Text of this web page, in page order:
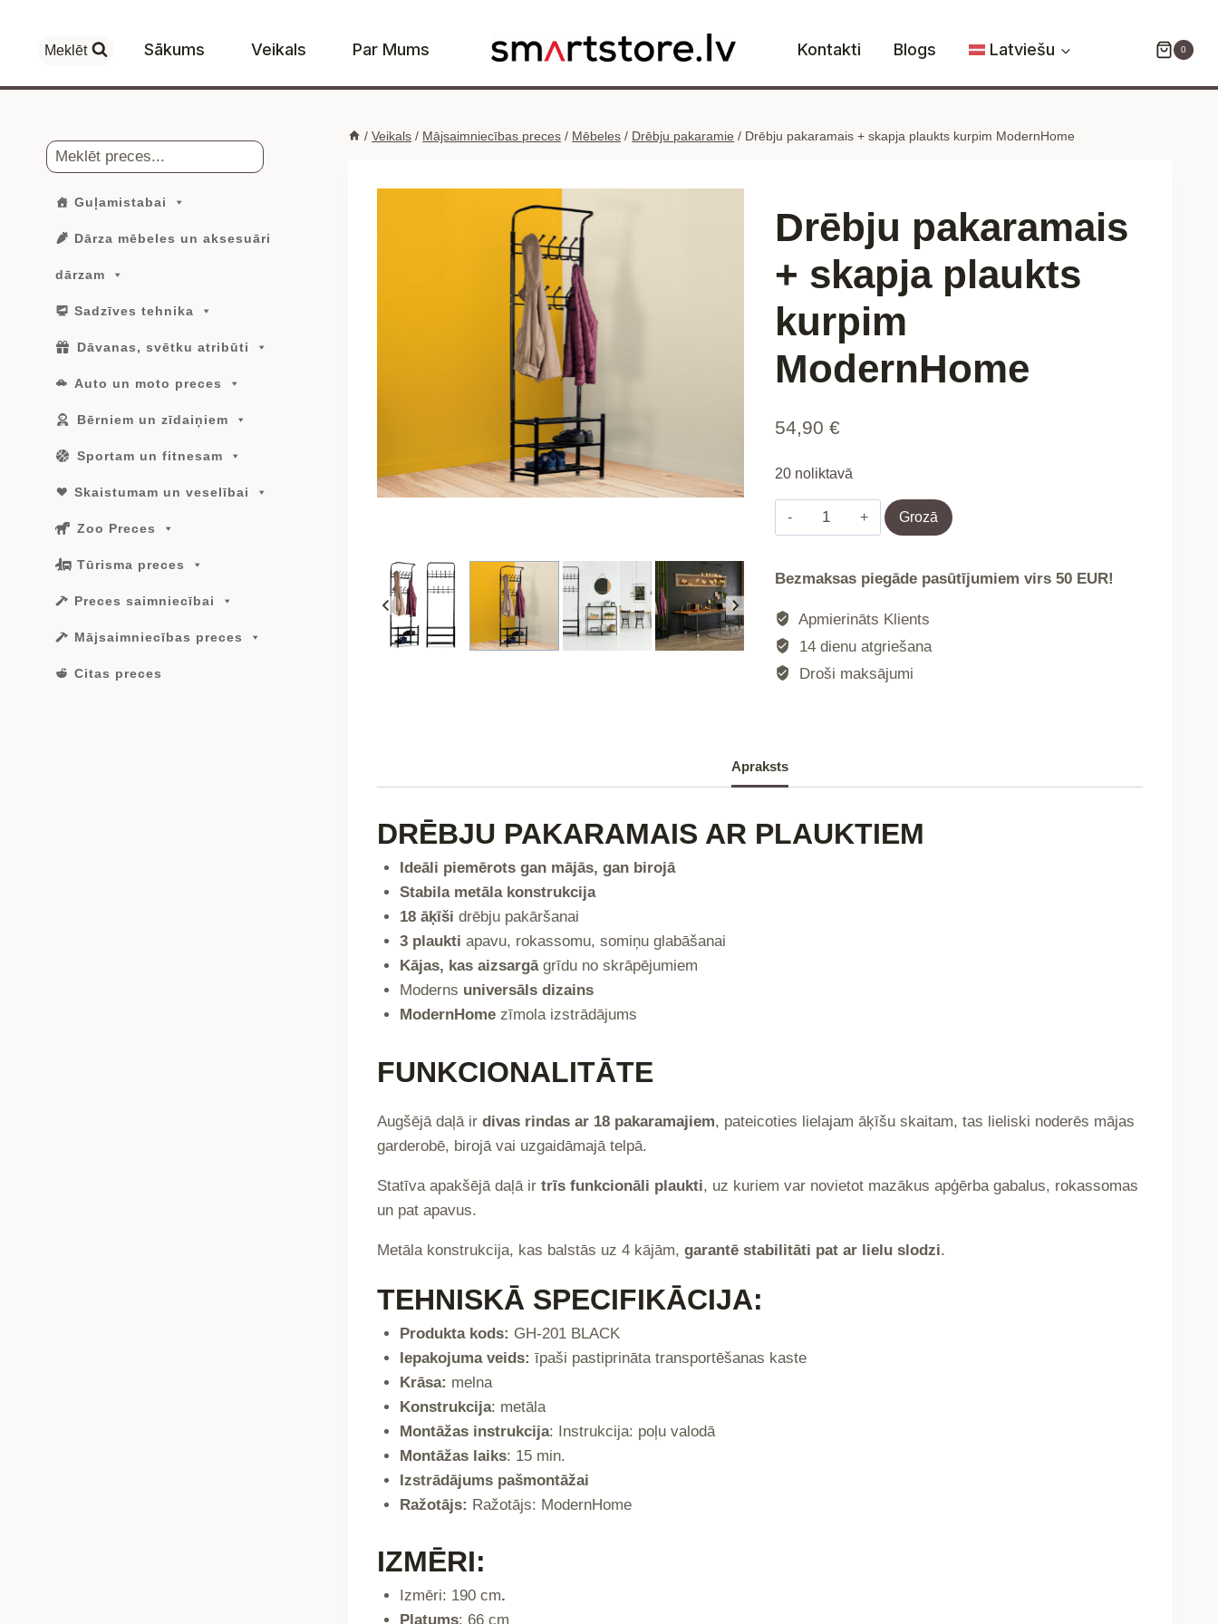
content
Meklēt Sākums Veikals Par Mums Kontakti Blogs Latviešu 0
/ Veikals / Mājsaimniecības preces / Mēbeles / Drēbju pakaramie / Drēbju pakaramais + skapja plaukts kurpim ModernHome
Drēbju pakaramais
+ skapja plaukts
kurpim
ModernHome
54,90€
20 noliktavā
Drēbju
pakaramais
skapja
kurpim
ModernHome
daudzums
Grozā
Bezmaksas piegāde pasūtījumiem virs 50 EUR!
Apmierināts Klients
14 dienu atgriešana
Droši maksājumi
Apraksts
DRĒBJU PAKARAMAIS AR PLAUKTIEM
Ideāli piemērots gan mājās, gan birojā
Stabila metāla konstrukcija
18 āķīši drēbju pakāršanai
3 plaukti apavu, rokassomu, somiņu glabāšanai
Kājas, kas aizsargāgrīdu no skrāpējumiem
Moderns universāls dizains
ModernHomezīmola izstrādājums
FUNKCIONALITĀTE
Augšējā daļā ir divas rindas ar 18 pakaramajiem, pateicoties lielajam āķīšu skaitam, tas lieliski noderēs mājas
garderobē, birojā vai uzgaidāmajā telpā.
Statīva apakšējā daļā ir trīs funkcionāli plaukti, uz kuriem var novietot mazākus apģērba gabalus, rokassomas
un pat apavus.
Metāla konstrukcija, kas balstās uz 4 kājām, garantē stabilitāti pat ar lielu slodzi.
TEHNISKĀ SPECIFIKĀCIJA:
Produkta kods: GH-201 BLACK
Iepakojuma veids: īpaši pastiprināta transportēšanas kaste
Krāsa: melna
Konstrukcija: metāla
Montāžas instrukcija: Instrukcija: poļu valodā
Montāžas laiks: 15 min.
Izstrādājums pašmontāžai
Ražotājs: Ražotājs: ModernHome
IZMĒRI:
Izmēri: 190 cm.
Platums: 66 cm
Meklēt
Guļamistabai
Dārza mēbeles un aksesuāri
dārzam
Sadzīves tehnika
Dāvanas, svētku atribūti
Auto un moto preces
Bērniem un zīdaiņiem
Sportam un fitnesam
Skaistumam un veselībai
Zoo Preces
Tūrisma preces
Preces saimniecībai
Mājsaimniecības preces
Citas preces
plaukts
kurpim
daudzums